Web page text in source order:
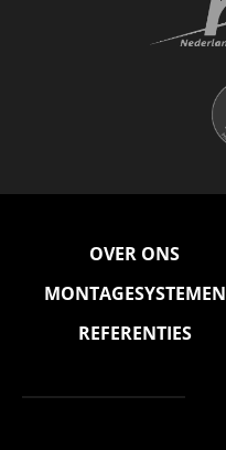
OVER ONS
MONTAGESYSTEMEN
REFERENTIES